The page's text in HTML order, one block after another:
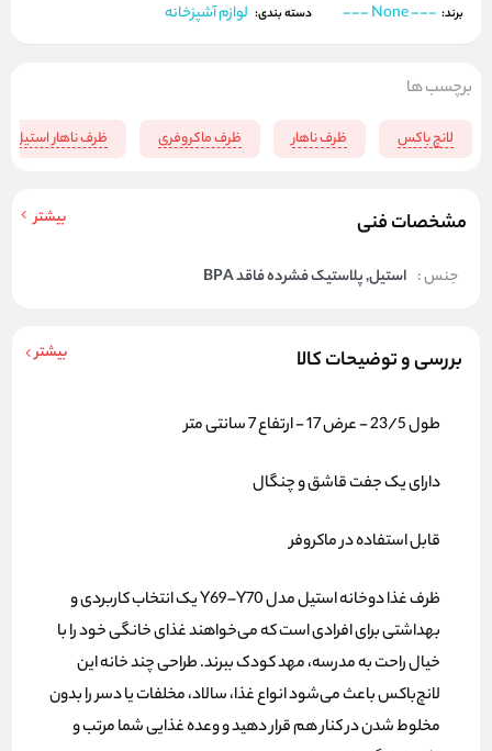
برند: --- None --- دسته بندی: لوازم آشپزخانه
مشخصات فنی بیشتر
جنس : استیل, پلاستیک فشرده فاقد BPA
بررسی و توضیحات کالا بیشتر
طول 23/5 - عرض 17 - ارتفاع 7 سانتی متر
دارای یک جفت قاشق و چنگال
قابل استفاده در ماکروفر
ظرف غذا دوخانه استیل مدل Y69–Y70 یک انتخاب کاربردی و
بهداشتی برای افرادی است که می‌خواهند غذای خانگی خود را با
خیال راحت به مدرسه، مهد کودک ببرند. طراحی چند خانه این
لانچ‌باکس باعث می‌شود انواع غذا، سالاد، مخلفات یا دسر را بدون
مخلوط شدن در کنار هم قرار دهید و وعده غذایی شما مرتب و
برچسب ها
لانچ باکس ظرف ناهار ظرف ماکروفری ظرف ناهار استیل